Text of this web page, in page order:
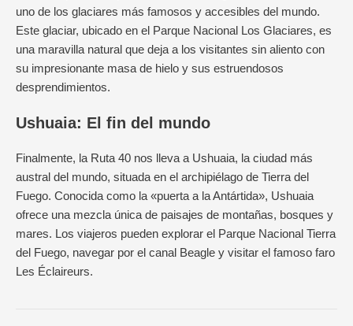
uno de los glaciares más famosos y accesibles del mundo.
Este glaciar, ubicado en el Parque Nacional Los Glaciares, es
una maravilla natural que deja a los visitantes sin aliento con
su impresionante masa de hielo y sus estruendosos
desprendimientos.
Ushuaia: El fin del mundo
Finalmente, la Ruta 40 nos lleva a Ushuaia, la ciudad más
austral del mundo, situada en el archipiélago de Tierra del
Fuego. Conocida como la «puerta a la Antártida», Ushuaia
ofrece una mezcla única de paisajes de montañas, bosques y
mares. Los viajeros pueden explorar el Parque Nacional Tierra
del Fuego, navegar por el canal Beagle y visitar el famoso faro
Les Éclaireurs.